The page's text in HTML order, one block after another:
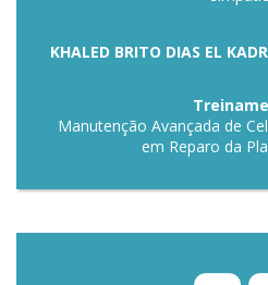
KHALED BRITO DIAS EL
Manutenção Avançada de
em Reparo da